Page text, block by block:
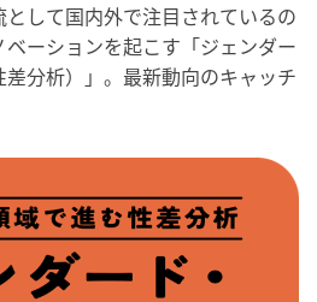
して国内外で注目されているの
ーションを起こす「ジェンダー
分析）」。最新動向のキャッチ